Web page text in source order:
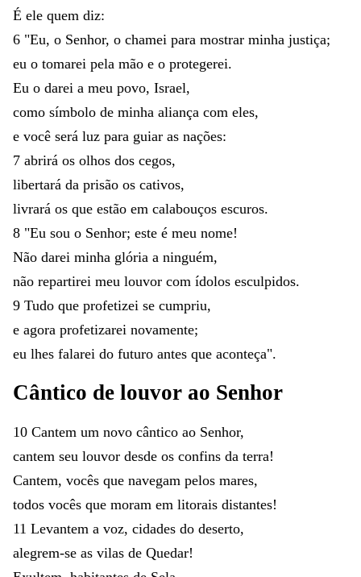
É ele quem diz:
6 "Eu, o Senhor, o chamei para mostrar minha justiça;
eu o tomarei pela mão e o protegerei.
Eu o darei a meu povo, Israel,
como símbolo de minha aliança com eles,
e você será luz para guiar as nações:
7 abrirá os olhos dos cegos,
libertará da prisão os cativos,
livrará os que estão em calabouços escuros.
8 "Eu sou o Senhor; este é meu nome!
Não darei minha glória a ninguém,
não repartirei meu louvor com ídolos esculpidos.
9 Tudo que profetizei se cumpriu,
e agora profetizarei novamente;
eu lhes falarei do futuro antes que aconteça".
Cântico de louvor ao Senhor
10 Cantem um novo cântico ao Senhor,
cantem seu louvor desde os confins da terra!
Cantem, vocês que navegam pelos mares,
todos vocês que moram em litorais distantes!
11 Levantem a voz, cidades do deserto,
alegrem-se as vilas de Quedar!